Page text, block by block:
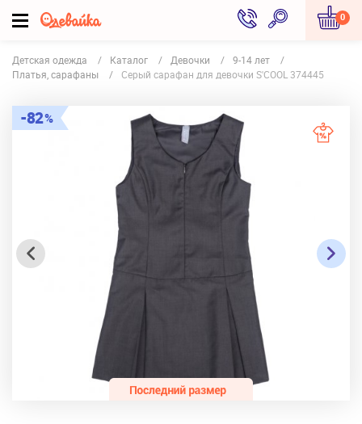
0
Детская одежда Каталог Девочки
9-14 лет
Платья, сарафаны
Серый сарафан для девочки S'COOL 374445
82